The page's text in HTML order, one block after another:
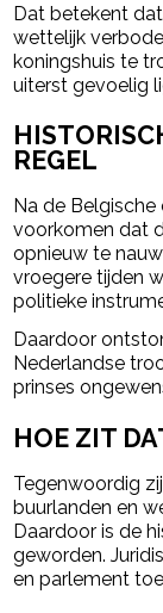
Dat betekent
wettelijk
koningshuis te
uiterst gevoelig
REGEL
Na de
voorkomen dat
opnieuw te
vroegere tijden
politieke
Daardoor
Nederlandse
prinses
HOE ZIT
Tegenwoordig
buurlanden en
Daardoor is de
geworden.
en parlement